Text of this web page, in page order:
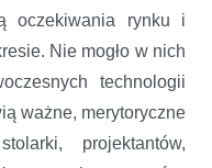
oczekiwania rynku i
Nie mogło w nich
technologii
ważne, merytoryczne
projektantów,